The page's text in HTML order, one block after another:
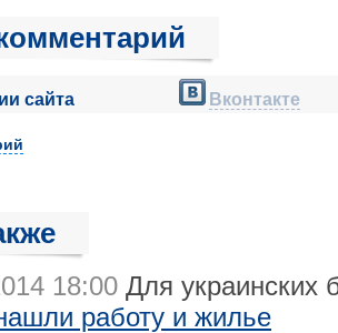
сайта Вконтакте
18:00 Для украинских
работу и жилье